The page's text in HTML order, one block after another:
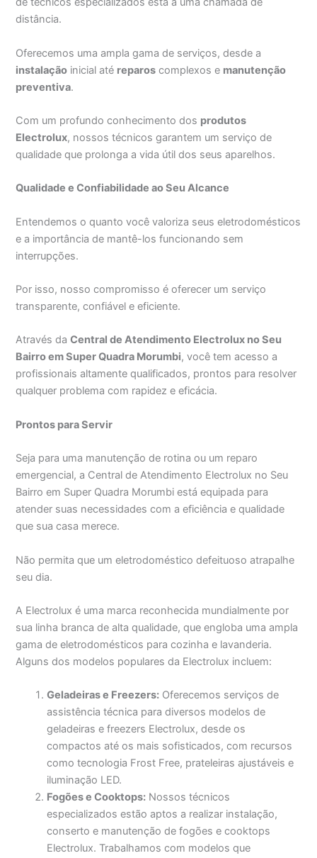
distância.
Oferecemos uma ampla gama de serviços, desde a
instalação inicial até reparos complexos e manutenção
preventiva.
Com um profundo conhecimento dos produtos
Electrolux, nossos técnicos garantem um serviço de
qualidade que prolonga a vida útil dos seus aparelhos.
Qualidade e Confiabilidade ao Seu Alcance
Entendemos o quanto você valoriza seus eletrodomésticos
e a importância de mantê-los funcionando sem
interrupções.
Por isso, nosso compromisso é oferecer um serviço
transparente, confiável e eficiente.
Através daCentral de Atendimento Electrolux no Seu
Bairro em Super Quadra Morumbi, você tem acesso a
profissionais altamente qualificados, prontos para resolver
qualquer problema com rapidez e eficácia.
Prontos para Servir
Seja para uma manutenção de rotina ou um reparo
emergencial, a Central de Atendimento Electrolux no Seu
Bairro em Super Quadra Morumbi está equipada para
atender suas necessidades com a eficiência e qualidade
que sua casa merece.
Não permita que um eletrodoméstico defeituoso atrapalhe
seu dia.
A Electrolux é uma marca reconhecida mundialmente por
sua linha branca de alta qualidade, que engloba uma ampla
gama de eletrodomésticos para cozinha e lavanderia.
Alguns dos modelos populares da Electrolux incluem:
Geladeiras e Freezers: Oferecemos serviços de
assistência técnica para diversos modelos de
geladeiras e freezers Electrolux, desde os
compactos até os mais sofisticados, com recursos
como tecnologia Frost Free, prateleiras ajustáveis e
iluminação LED.
Fogões e Cooktops: Nossos técnicos
especializados estão aptos a realizar instalação,
conserto e manutenção de fogões e cooktops
Electrolux. Trabalhamos com modelos que